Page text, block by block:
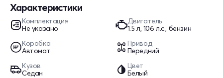
Характеристики
Комплектация
Не указано
Двигатель
1.5 л, 106 л.с., бензин
Коробка
Автомат
Привод
Передний
Кузов
Седан
Цвет
Белый